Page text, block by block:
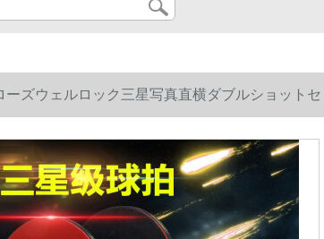
ーズウェルロック三星写真直横ダブルショット
ップで、横撮り両面アングルラッケで110-3つ星